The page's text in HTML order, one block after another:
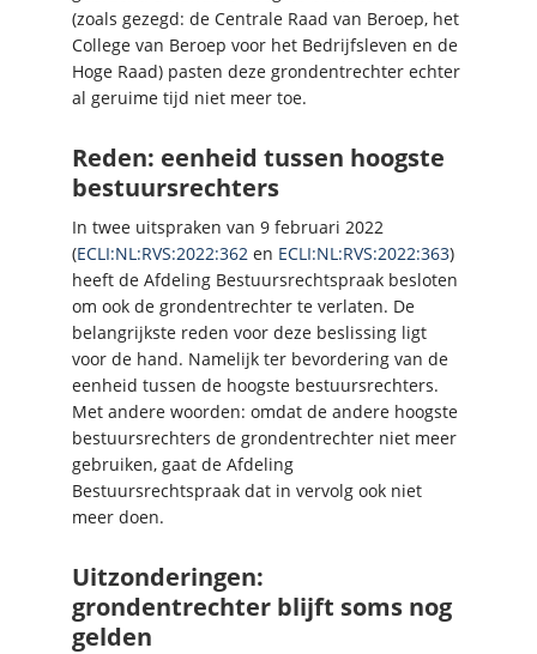
(zoals gezegd: de Centrale Raad van Beroep, het
College van Beroep voor het Bedrijfsleven en de
Hoge Raad) pasten deze grondentrechter echter
al geruime tijd niet meer toe.
Reden: eenheid tussen hoogste
bestuursrechters
In twee uitspraken van 9 februari 2022
(ECLI:NL:RVS:2022:362 en ECLI:NL:RVS:2022:363)
heeft de Afdeling Bestuursrechtspraak besloten
om ook de grondentrechter te verlaten. De
belangrijkste reden voor deze beslissing ligt
voor de hand. Namelijk ter bevordering van de
eenheid tussen de hoogste bestuursrechters.
Met andere woorden: omdat de andere hoogste
bestuursrechters de grondentrechter niet meer
gebruiken, gaat de Afdeling
Bestuursrechtspraak dat in vervolg ook niet
meer doen.
Uitzonderingen:
grondentrechter blijft soms nog
gelden